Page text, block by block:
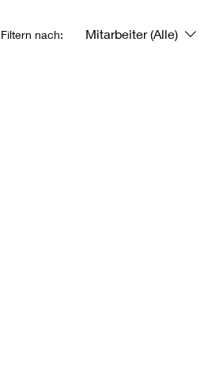
Filtern nach: Mitarbeiter (Alle)